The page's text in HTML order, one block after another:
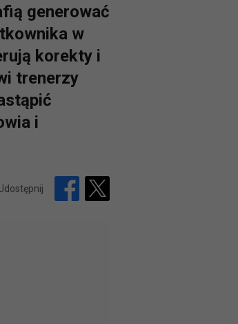
generować
w
korekty i
trenerzy
i
Udostępnij